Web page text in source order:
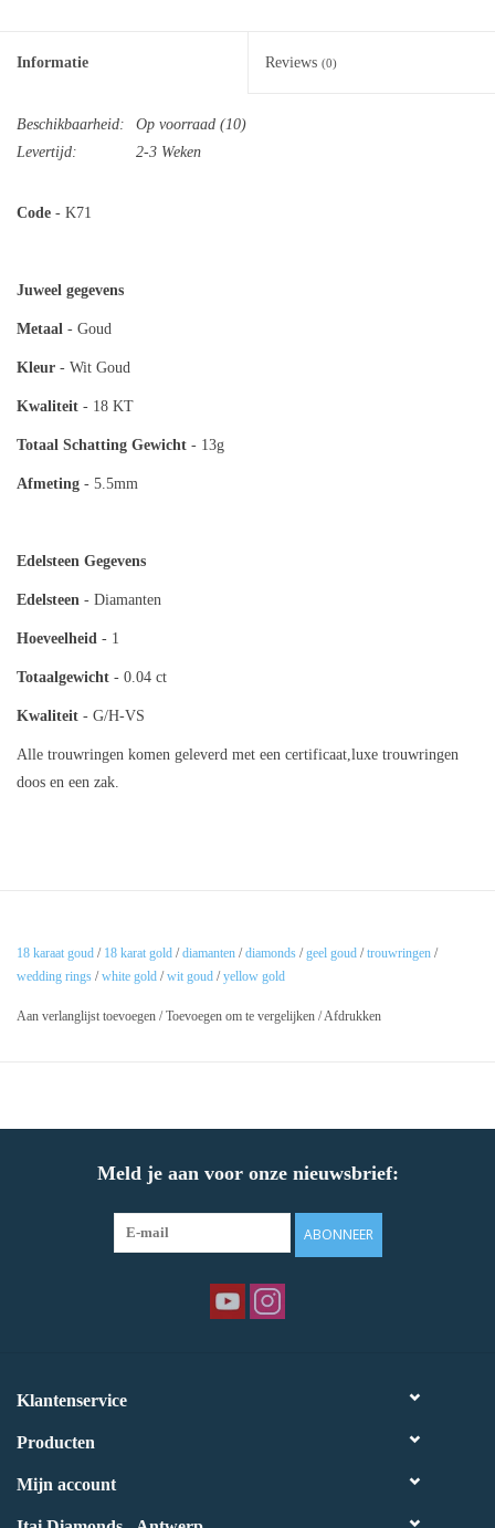
Informatie Reviews (0)
Beschikbaarheid: Op voorraad (10)
Levertijd:
2-3 Weken
Code - K71
Juweel gegevens
Metaal - Goud
Kleur - Wit Goud
Kwaliteit - 18 KT
Totaal Schatting Gewicht - 13g
Afmeting - 5.5mm
Edelsteen Gegevens
Edelsteen - Diamanten
Hoeveelheid - 1
Totaalgewicht - 0.04 ct
Kwaliteit - G/H-VS
Alle trouwringen komen geleverd met een certificaat,luxe trouwringen
doos en een zak.
18 karaat goud / 18 karat gold /diamanten /diamonds /geel goud /trouwringen /
wedding rings /white gold /wit goud /yellow gold
Aan verlanglijst toevoegen /Toevoegen om te vergelijken /Afdrukken
Meld je aan voor onze nieuwsbrief:
ABONNEER
Klantenservice
Producten
Mijn account